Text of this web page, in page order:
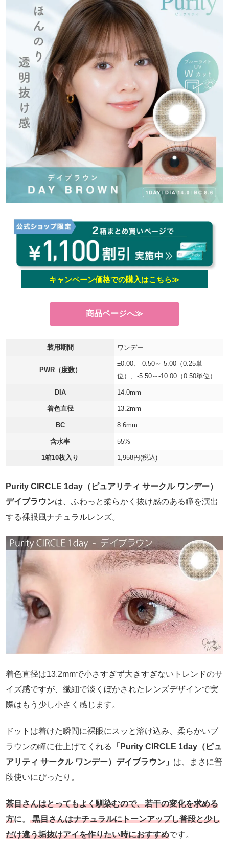
キャンペーン価格での購入はこちら≫
商品ページへ≫
装用期間 ワンデー
PWR（度数）
±0.00、-0.50～-5.00（0.25単
位）、-5.50～-10.00（0.50単位）
DIA 14.0mm
着色直径 13.2mm
BC 8.6mm
含水率 55%
1箱10枚入り 1,958円(税込)
Purity CIRCLE 1day（ピュアリティ サークル ワンデー）
デイブラウンは、ふわっと柔らかく抜け感のある瞳を演出
する裸眼風ナチュラルレンズ。
着色直径は13.2mmで小さすぎず大きすぎないトレンドのサ
イズ感ですが、繊細で淡くぼかされたレンズデザインで実
際はもう少し小さく感じます。
ドットは着けた瞬間に裸眼にスッと溶け込み、柔らかいブ
ラウンの瞳に仕上げてくれる
「Purity CIRCLE 1day（ピュ
アリティ サークル ワンデー）デイブラウン」 は、まさに普
段使いにぴったり。
茶目さんはとってもよく馴染むので、若干の変化を求める
方に。 黒目さんはナチュラルにトーンアップし普段と少し
だけ違う垢抜けアイを作りたい時におすすめです。